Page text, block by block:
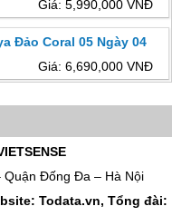
Giá: 5,990,000 VNĐ
Đảo Coral 05 Ngày 04
Giá: 6,690,000 VNĐ
Quận Đống Đa – Hà Nội
Todata.vn, Tổng đài: